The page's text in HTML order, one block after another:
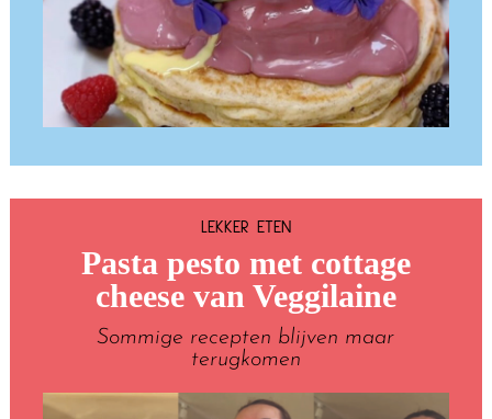
LEKKER ETEN
Pasta pesto met cottage
cheese van Veggilaine
Sommige recepten blijven maar
terugkomen